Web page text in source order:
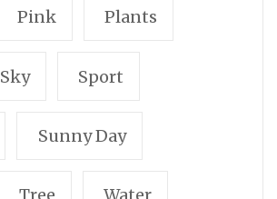
Pink Plants
Sky Sport
Sunny Day